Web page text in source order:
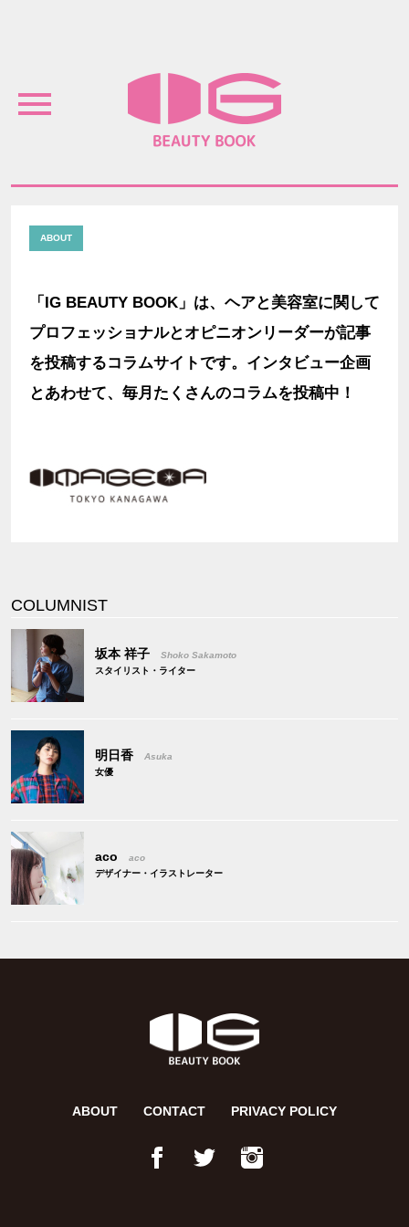
Menu
ABOUT
「IG BEAUTY BOOK」は、ヘアと美容室に関して
プロフェッショナルとオピニオンリーダーが記事
を投稿するコラムサイトです。インタビュー企画
とあわせて、毎月たくさんのコラムを投稿中！
COLUMNIST
坂本 祥子
Shoko Sakamoto
スタイリスト・ライター
明日香
Asuka
女優
aco
aco
デザイナー・イラストレーター
BOOK - 髪やヘア
スタイルのこと、
悩み解決できるコ
ラムサイト。
ABOUT CONTACT PRIVACY POLICY